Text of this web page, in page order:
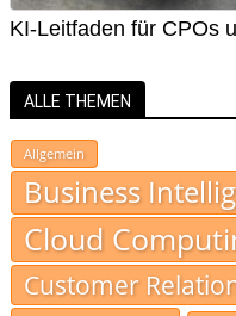
KI-Leitfaden für CPOs
ALLE THEMEN
Allgemein
Business
Cloud
Customer